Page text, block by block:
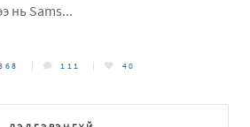
нь Sams...
111 40